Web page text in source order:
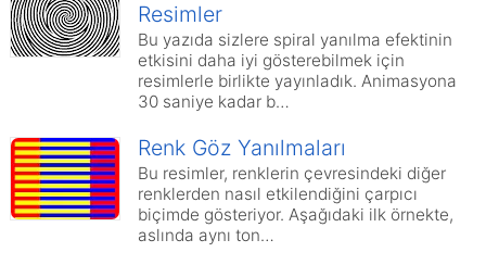
Resimler
Bu yazıda sizlere spiral yanılma efektinin
etkisini daha iyi gösterebilmek için
resimlerle birlikte yayınladık. Animasyona
30 saniye kadar b…
Renk Göz Yanılmaları
Bu resimler, renklerin çevresindeki diğer
renklerden nasıl etkilendiğini çarpıcı
biçimde gösteriyor. Aşağıdaki ilk örnekte,
aslında aynı ton…